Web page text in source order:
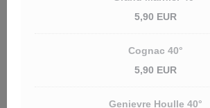
5,90 EUR
Cognac 40°
5,90 EUR
Genievre Houlle 40°